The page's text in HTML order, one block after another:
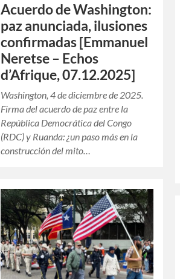
Acuerdo de Washington:
paz anunciada, ilusiones
confirmadas [Emmanuel
Neretse – Echos
d’Afrique, 07.12.2025]
Washington, 4 de diciembre de 2025.
Firma del acuerdo de paz entre la
República Democrática del Congo
(RDC) y Ruanda: ¿un paso más en la
construcción del mito…